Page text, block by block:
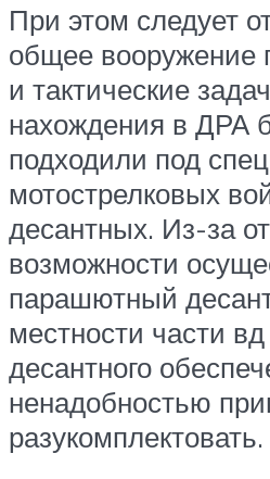
При этом следует
общее вооружение
и тактические
нахождения в ДРА
подходили под
мотострелковых
десантных. Из-за
возможности
парашютный
местности части
десантного
ненадобностью
разукомплектовать.